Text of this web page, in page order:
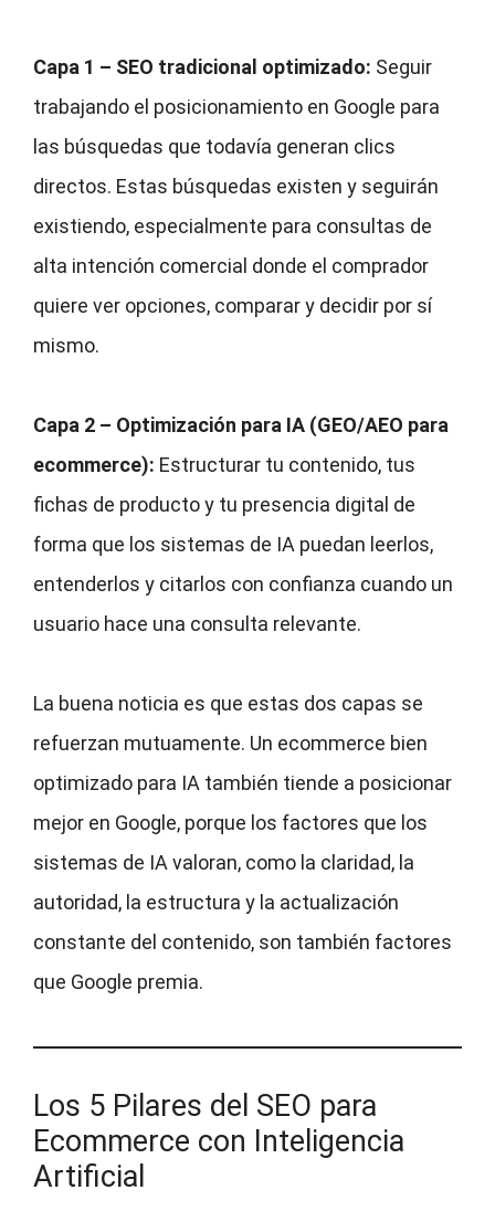
Capa 1 – SEO tradicional optimizado: Seguir
trabajando el posicionamiento en Google para
las búsquedas que todavía generan clics
directos. Estas búsquedas existen y seguirán
existiendo, especialmente para consultas de
alta intención comercial donde el comprador
quiere ver opciones, comparar y decidir por sí
mismo.
Capa 2 – Optimización para IA (GEO/AEO para
ecommerce): Estructurar tu contenido, tus
fichas de producto y tu presencia digital de
forma que los sistemas de IA puedan leerlos,
entenderlos y citarlos con confianza cuando un
usuario hace una consulta relevante.
La buena noticia es que estas dos capas se
refuerzan mutuamente. Un ecommerce bien
optimizado para IA también tiende a posicionar
mejor en Google, porque los factores que los
sistemas de IA valoran, como la claridad, la
autoridad, la estructura y la actualización
constante del contenido, son también factores
que Google premia.
Los 5 Pilares del SEO para
Ecommerce con Inteligencia
Artificial